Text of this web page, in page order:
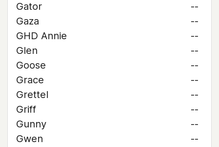
Gator
--
Gaza
--
GHD Annie
--
Glen
--
Goose
--
Grace
--
Grettel
--
Griff
--
Gunny
--
Gwen
--